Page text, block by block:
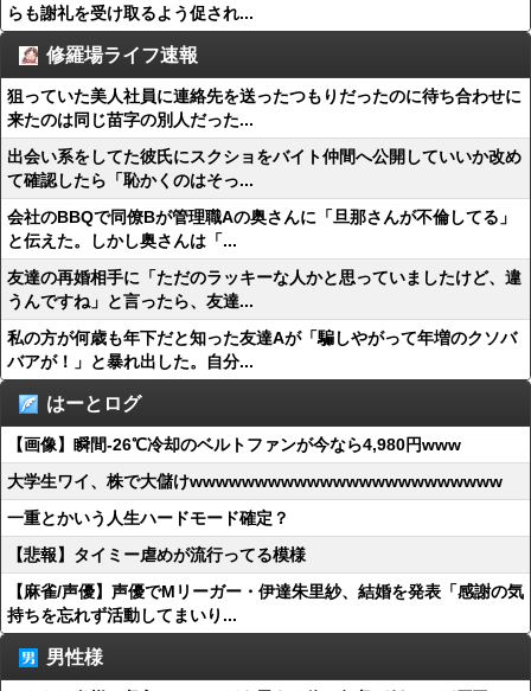
らも謝礼を受け取るよう促され...
修羅場ライフ速報
狙っていた美人社員に連絡先を送ったつもりだったのに待ち合わせに
来たのは同じ苗字の別人だった...
出会い系をしてた彼氏にスクショをバイト仲間へ公開していいか改め
て確認したら「恥かくのはそっ...
会社のBBQで同僚Bが管理職Aの奥さんに「旦那さんが不倫してる」
と伝えた。しかし奥さんは「...
友達の再婚相手に「ただのラッキーな人かと思っていましたけど、違
うんですね」と言ったら、友達...
私の方が何歳も年下だと知った友達Aが「騙しやがって年増のクソバ
バアが！」と暴れ出した。自分...
はーとログ
【画像】瞬間-26℃冷却のベルトファンが今なら4,980円www
大学生ワイ、株で大儲けwwwwwwwwwwwwwwwwwwwwwwww
一重とかいう人生ハードモード確定？
【悲報】タイミー虐めが流行ってる模様
【麻雀/声優】声優でMリーガー・伊達朱里紗、結婚を発表「感謝の気
持ちを忘れず活動してまいり...
男性様